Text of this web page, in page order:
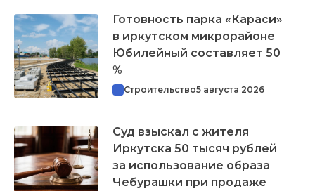
Готовность парка «Караси»
в иркутском микрорайоне
Юбилейный составляет 50
%
Строительство5 августа 2026
Суд взыскал с жителя
Иркутска 50 тысяч рублей
за использование образа
Чебурашки при продаже